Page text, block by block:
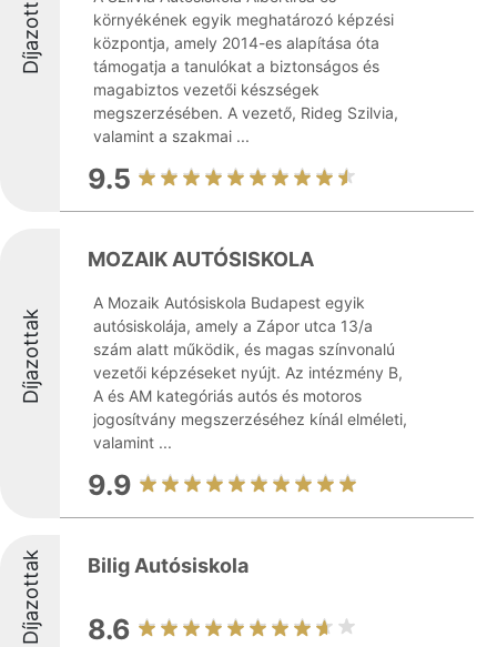
Díjazottak
környékének egyik meghatározó képzési
központja, amely 2014-es alapítása óta
támogatja a tanulókat a biztonságos és
magabiztos vezetői készségek
megszerzésében. A vezető, Rideg Szilvia,
valamint a szakmai ...
9.5
Díjazottak
MOZAIK AUTÓSISKOLA
A Mozaik Autósiskola Budapest egyik
autósiskolája, amely a Zápor utca 13/a
szám alatt működik, és magas színvonalú
vezetői képzéseket nyújt. Az intézmény B,
A és AM kategóriás autós és motoros
jogosítvány megszerzéséhez kínál elméleti,
valamint ...
9.9
Díjazottak Bilig Autósiskola
8.6